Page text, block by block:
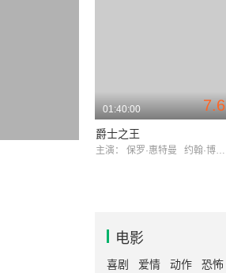
7.6
01:40:00
爵士之王
主演： 保罗·惠特曼 约翰·博尔斯
电影
喜剧 爱情 动作 恐怖